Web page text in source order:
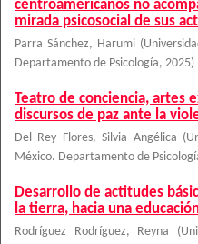
centroamericanos no
mirada psicosocial de sus
Parra Sánchez, Harumi (
Departamento de Psicología, 2025)
Teatro de conciencia, artes
discursos de paz ante la
Del Rey Flores, Silvia Angélica (
México. Departamento de
Desarrollo de actitudes
la tierra, hacia una
Rodríguez Rodríguez, Reyna (